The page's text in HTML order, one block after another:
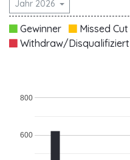
Jahr 2026
Gewinner Missed Cut
Withdraw/Disqualifiziert
600
800